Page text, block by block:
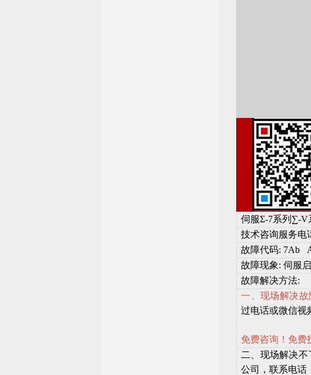
伺服Σ-7系列∑-
技术咨询服务电
故障代码: 7Ab
故障现象: 伺服
故障解决方法:
一、现场解决故
过电话或微信视
免费咨询！免费
二、现场解决
公司，联系电话